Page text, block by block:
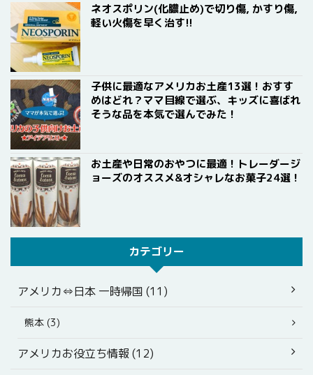
ネオスポリン(化膿止め)で切り傷, かすり傷,
軽い火傷を早く治す!!
子供に最適なアメリカお土産13選！おすす
めはどれ？ママ目線で選ぶ、キッズに喜ばれ
そうな品を本気で選んでみた！
お土産や日常のおやつに最適！トレーダージ
ョーズのオススメ&オシャレなお菓子24選！
カテゴリー
アメリカ⇔日本 一時帰国 (11)
熊本 (3)
アメリカお役立ち情報 (12)